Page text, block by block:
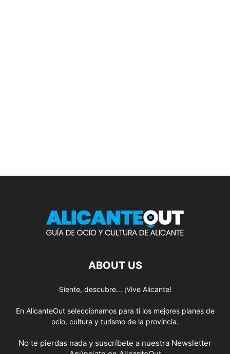
ABOUT US
Siente, descubre... ¡Vive Alicante!
En AlicanteOut seleccionamos para ti los mejores planes de
ocio, cultura y turismo de la provincia.
No te pierdas nada y suscríbete a nuestra Newsletter